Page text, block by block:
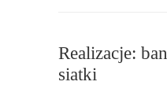
Realizacje:
siatki